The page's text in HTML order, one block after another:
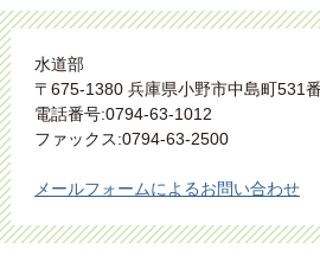
水道部
〒675-1380 兵庫県小野市中島町531
電話番号:0794-63-1012
ファックス:0794-63-2500
メールフォームによるお問い合わせ